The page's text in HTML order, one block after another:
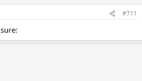
#711